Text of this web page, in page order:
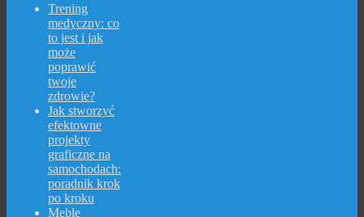
Trening
medyczny: co
to jest i jak
może
poprawić
twoje
zdrowie?
Jak stworzyć
efektowne
projekty
graficzne na
samochodach:
poradnik krok
po kroku
Meble